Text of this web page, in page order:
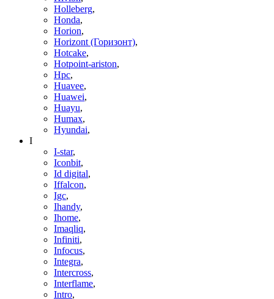
Holleberg,
Honda,
Horion,
Horizont (Горизонт),
Hotcake,
Hotpoint-ariston,
Hpc,
Huavee,
Huawei,
Huayu,
Humax,
Hyundai,
I
I-star,
Iconbit,
Id digital,
Iffalcon,
Igc,
Ihandy,
Ihome,
Imaqliq,
Infiniti,
Infocus,
Integra,
Intercross,
Interflame,
Intro,